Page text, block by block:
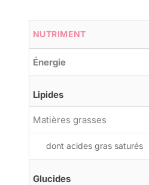
NUTRIMENT
Énergie
Lipides
Matières grasses
dont acides gras saturés
Glucides